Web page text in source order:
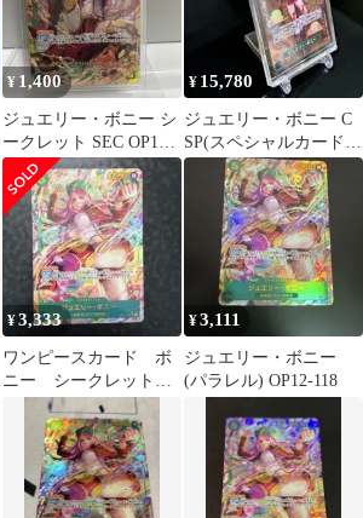
¥ 1,400
ジュエリー・ボニー シ
ークレット SEC OP12-
118 師弟の絆
¥ 15,780
ジュエリー・ボニー C
SP(スペシャルカード)
ST02-007 二つの伝説
¥3,333
ワンピースカード ボ
ニー シークレットパ
ラレル
¥3,111
ジュエリー・ボニー
(パラレル) OP12-118